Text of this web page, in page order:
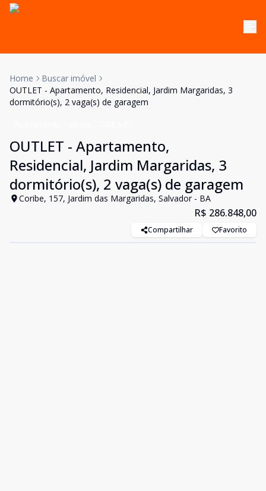
Home
Buscar imóvel
OUTLET - Apartamento, Residencial, Jardim Margaridas, 3
dormitório(s), 2 vaga(s) de garagem
OUTLET - Apartamento,
Residencial, Jardim Margaridas, 3
dormitório(s), 2 vaga(s) de garagem
Coribe, 157, Jardim das Margaridas, Salvador - BA
R$ 286.848,00
Compartilhar Favorito